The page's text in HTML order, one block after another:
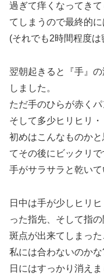
過ぎて痒くなってき
てしまうので最終的に
(それでも2時間程度
翌朝起きると『手』
しました。
ただ手のひらが赤くパ
そして多少ヒリヒリ・
初めはこんなものか
てその後にビックリで
手がサラサラと乾いて
日中は手が少しヒリ
った指先、そして指
斑点が出来てしまった
私には合わないのか
日にはすっかり消えま